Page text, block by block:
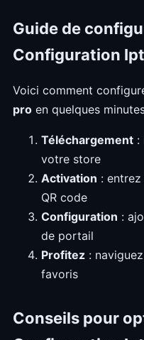
Guide de
Configuration
Voici comment
pro en quelques
Téléchargement :
votre store
Activation :
QR code
Configuration :
de portail
Profitez :
favoris
Conseils pour